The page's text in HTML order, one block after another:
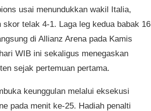
usai menundukkan wakil Italia,
skor telak 4-1. Laga leg kedua babak 16
di Allianz Arena pada Kamis
WIB ini sekaligus menegaskan
sejak pertemuan pertama.
keunggulan melalui eksekusi
pada menit ke-25. Hadiah penalti